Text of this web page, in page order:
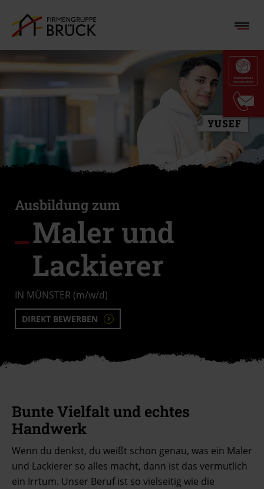
Ausbildung zum
Maler und
Lackierer
IN MÜNSTER (m/w/d)
DIREKT BEWERBEN
Bunte Vielfalt und echtes
Handwerk
Wenn du denkst, du weißt schon genau, was ein Maler
und Lackierer so alles macht, dann ist das vermutlich
ein Irrtum. Unser Beruf ist so vielseitig wie die